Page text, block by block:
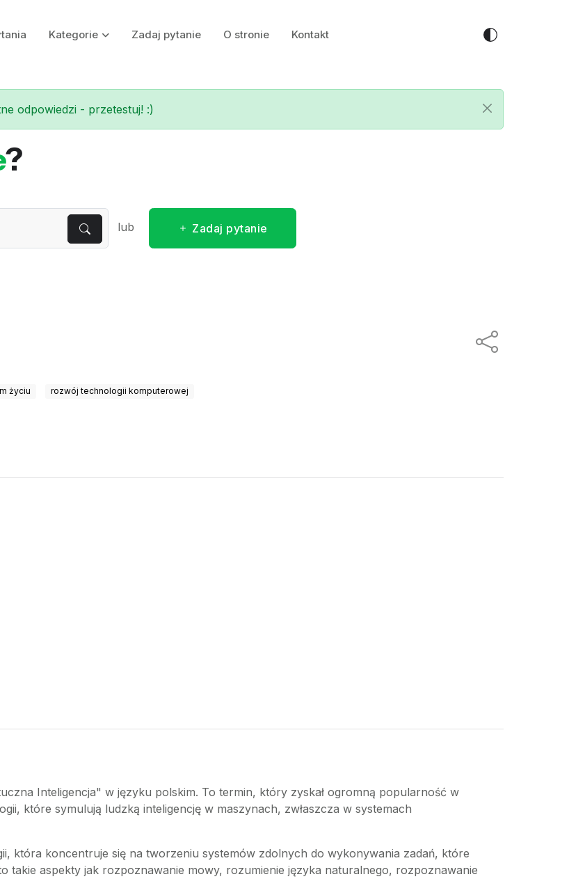
Kategorie Zadaj pytanie O stronie Kontakt
odpowiedzi - przetestuj! :)
?
lub Zadaj pytanie
życiu rozwój technologii komputerowej
Inteligencja" w języku polskim. To termin, który zyskał ogromną popularność w
które symulują ludzką inteligencję w maszynach, zwłaszcza w systemach
która koncentruje się na tworzeniu systemów zdolnych do wykonywania zadań, które
takie aspekty jak rozpoznawanie mowy, rozumienie języka naturalnego, rozpoznawanie